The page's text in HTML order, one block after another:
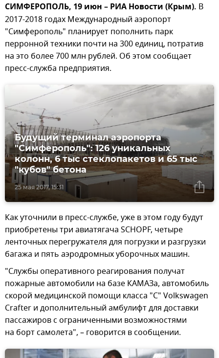
СИМФЕРОПОЛЬ, 19 июн – РИА Новости (Крым). В
2017-2018 годах Международный аэропорт
"Симферополь" планирует пополнить парк
перронной техники почти на 300 единиц, потратив
на это более 700 млн рублей. Об этом сообщает
пресс-служба предприятия.
25 мая 2017, 15:31
Будущий терминал аэропорта
"Симферополь": 126 уникальных
колонн, 6 тыс стеклопакетов и 65 тыс
"кубов" бетона
Как уточнили в пресс-службе, уже в этом году будут
приобретены три авиатягача SCHOPF, четыре
ленточных перегружателя для погрузки и разгрузки
багажа и пять аэродромных уборочных машин.
"Службы оперативного реагирования получат
пожарные автомобили на базе КАМАЗа, автомобиль
скорой медицинской помощи класса "С" Volkswagen
Crafter и дополнительный амбулифт для доставки
пассажиров с ограниченными возможностями
на борт самолета", – говорится в сообщении.